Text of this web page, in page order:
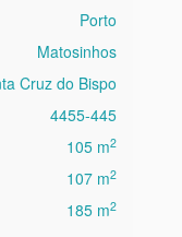
Porto
Matosinhos
Cruz do Bispo
4455-445
105 m2
107 m2
185 m2